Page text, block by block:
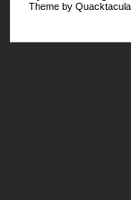
Theme by